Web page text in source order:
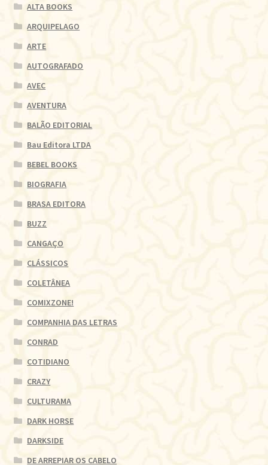
ALTA BOOKS
ARQUIPELAGO
ARTE
AUTOGRAFADO
AVEC
AVENTURA
BALÃO EDITORIAL
Bau Editora LTDA
BEBEL BOOKS
BIOGRAFIA
BRASA EDITORA
BUZZ
CANGAÇO
CLÁSSICOS
COLETÂNEA
COMIXZONE!
COMPANHIA DAS LETRAS
CONRAD
COTIDIANO
CRAZY
CULTURAMA
DARK HORSE
DARKSIDE
DE ARREPIAR OS CABELO